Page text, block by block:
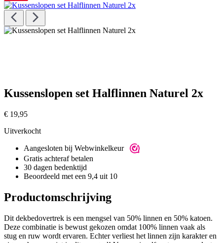
Kussenslopen set Halflinnen Naturel 2x
€ 19,95
Uitverkocht
Aangesloten bij Webwinkelkeur
Gratis achteraf betalen
30 dagen bedenktijd
Beoordeeld met een 9,4 uit 10
Productomschrijving
Dit dekbedovertrek is een mengsel van 50% linnen en 50% katoen.
Deze combinatie is bewust gekozen omdat 100% linnen vaak als
stug en ruw wordt ervaren. Echter verliest het linnen zijn karakter en